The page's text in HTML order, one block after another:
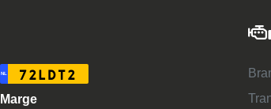
NL 72LDT2
Marge